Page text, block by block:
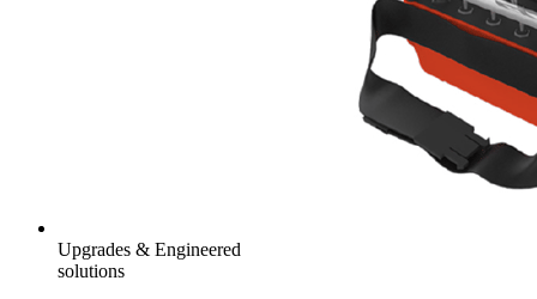
Upgrades & Engineered
solutions